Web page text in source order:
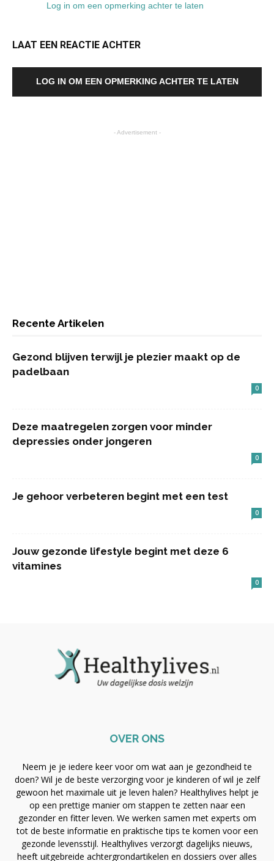
Log in om een opmerking achter te laten
LAAT EEN REACTIE ACHTER
LOG IN OM EEN OPMERKING ACHTER TE LATEN
- Advertisement -
Recente Artikelen
Gezond blijven terwijl je plezier maakt op de
padelbaan
0
Deze maatregelen zorgen voor minder
depressies onder jongeren
0
Je gehoor verbeteren begint met een test
0
Jouw gezonde lifestyle begint met deze 6
vitamines
0
OVER ONS
Neem je je iedere keer voor om wat aan je gezondheid te
doen? Wil je de beste verzorging voor je kinderen of wil je zelf
gewoon het maximale uit je leven halen? Healthylives helpt je
op een prettige manier om stappen te zetten naar een
gezonder en fitter leven. We werken samen met experts om
tot de beste informatie en praktische tips te komen voor een
gezonde levensstijl. Healthylives verzorgt dagelijks nieuws,
heeft uitgebreide achtergrondartikelen en dossiers over alles